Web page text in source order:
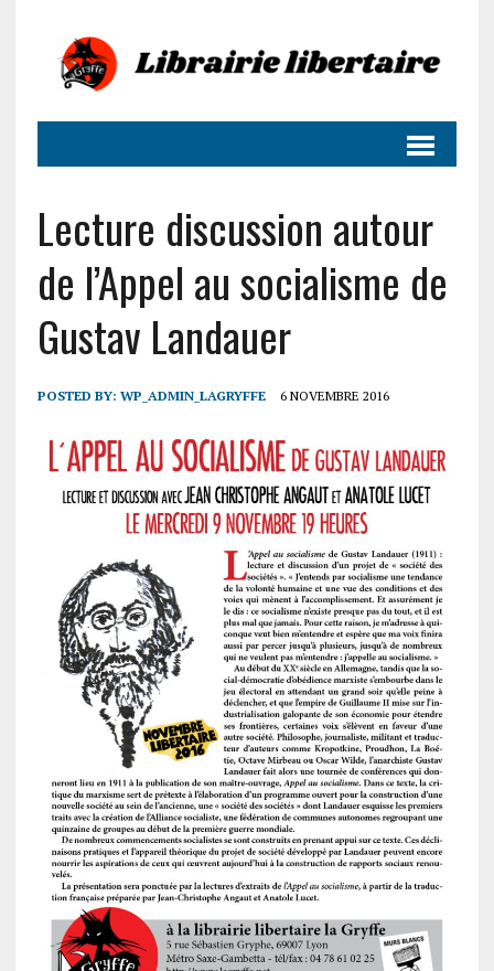
Lecture discussion autour
de l’Appel au socialisme de
Gustav Landauer
POSTED BY: WP_ADMIN_LAGRYFFE 6 NOVEMBRE 2016